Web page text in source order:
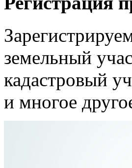
земельный
кадастровый
и многое